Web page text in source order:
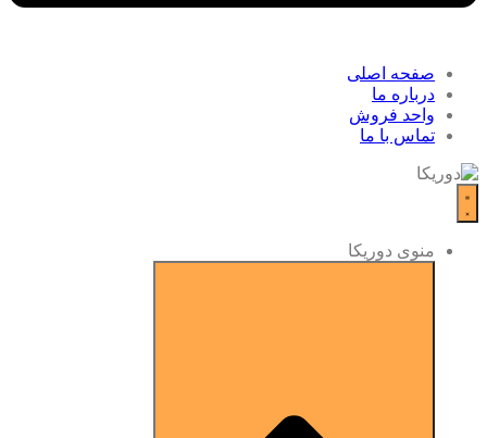
صفحه اصلی
درباره ما
واحد فروش
تماس با ما
منوی دوریکا